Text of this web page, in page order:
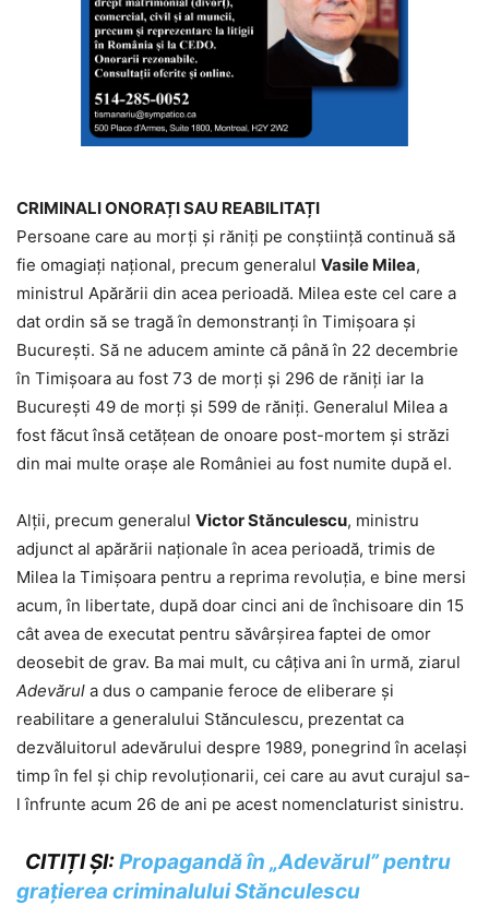
CRIMINALI ONORAȚI SAU REABILITAȚI
Persoane care au morți și răniți pe conștiință continuă să
fie omagiați național, precum generalul Vasile Milea,
ministrul Apărării din acea perioadă. Milea este cel care a
dat ordin să se tragă în demonstranți în Timișoara și
București. Să ne aducem aminte că până în 22 decembrie
în Timișoara au fost 73 de morți și 296 de răniți iar la
București 49 de morți și 599 de răniți. Generalul Milea a
fost făcut însă cetățean de onoare post-mortem și străzi
din mai multe orașe ale României au fost numite după el.
Alții, precum generalul Victor Stănculescu, ministru
adjunct al apărării naționale în acea perioadă, trimis de
Milea la Timișoara pentru a reprima revoluția, e bine mersi
acum, în libertate, după doar cinci ani de închisoare din 15
cât avea de executat pentru săvârșirea faptei de omor
deosebit de grav. Ba mai mult, cu câțiva ani în urmă, ziarul
Adevărul a dus o campanie feroce de eliberare și
reabilitare a generalului Stănculescu, prezentat ca
dezvăluitorul adevărului despre 1989, ponegrind în același
timp în fel și chip revoluționarii, cei care au avut curajul sa-
l înfrunte acum 26 de ani pe acest nomenclaturist sinistru.
CITIȚI ȘI:Propagandă în „Adevărul” pentru
graţierea criminalului Stănculescu